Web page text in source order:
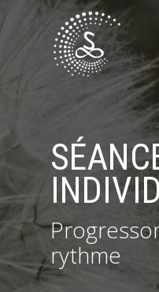
Hit enter to search
rythme